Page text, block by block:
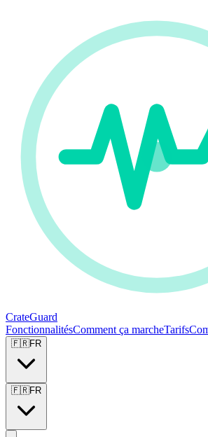
CrateGuard
FonctionnalitésComment ça marcheTarifs
🇫🇷FR
🇫🇷FR